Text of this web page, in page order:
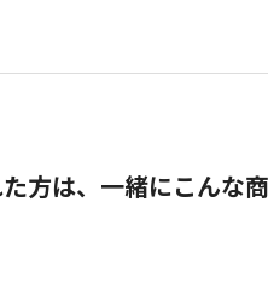
方は、一緒にこんな